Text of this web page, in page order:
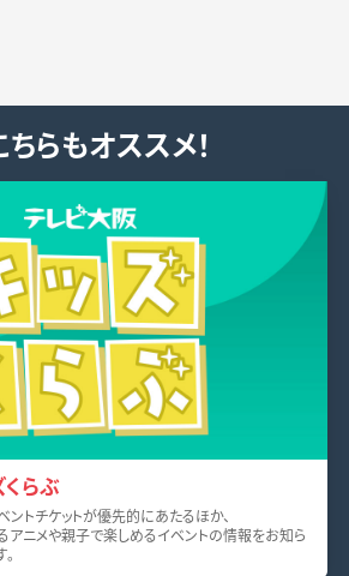
ちらもオススメ！
らぶ
トチケットが優先的にあたるほか、
アニメや親子で楽しめるイベントの情報をお知ら